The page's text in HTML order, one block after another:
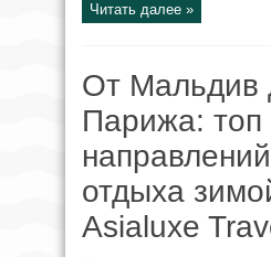
Читать далее »
От Мальдив
Парижа: топ
отдыха
Asialuxe